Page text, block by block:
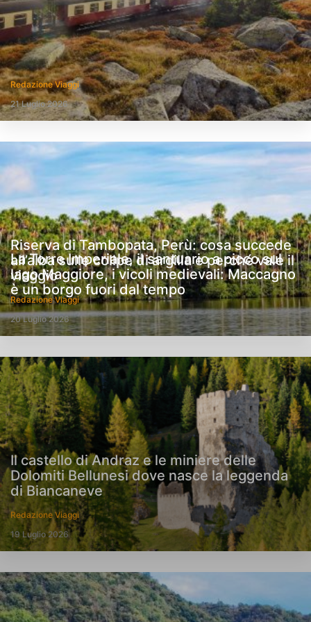
Redazione Viaggi
21 Luglio 2026
Riserva di Tambopata, Perù: cosa succede
all’alba sulle collpe di argilla e perché vale il
viaggio
Redazione Viaggi
20 Luglio 2026
Il castello di Andraz e le miniere delle
Dolomiti Bellunesi dove nasce la leggenda
di Biancaneve
Redazione Viaggi
19 Luglio 2026
La Torre Imperiale, il santuario a picco sul
lago Maggiore, i vicoli medievali: Maccagno
è un borgo fuori dal tempo